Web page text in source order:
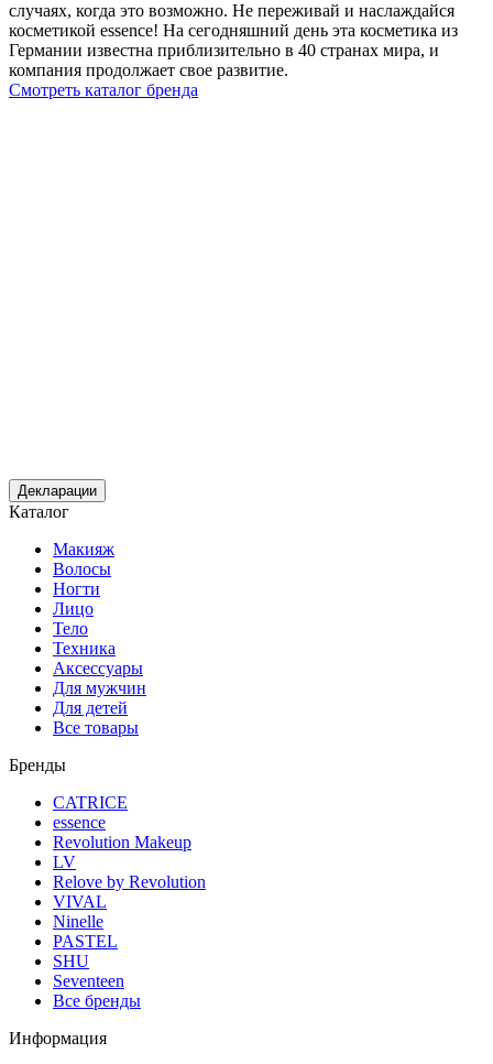
случаях, когда это возможно. Не переживай и наслаждайся
косметикой essence! На сегодняшний день эта косметика из
Германии известна приблизительно в 40 странах мира, и
компания продолжает свое развитие.
Смотреть каталог бренда
Декларации
Каталог
Макияж
Волосы
Ногти
Лицо
Тело
Техника
Аксессуары
Для мужчин
Для детей
Все товары
Бренды
CATRICE
essence
Revolution Makeup
LV
Relove by Revolution
VIVAL
Ninelle
PASTEL
SHU
Seventeen
Все бренды
Информация